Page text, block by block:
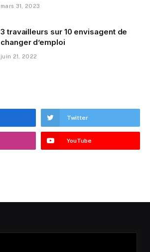
mars 31, 2023
3 travailleurs sur 10 envisagent de
changer d’emploi
juin 21, 2022
Twitter
YouTube